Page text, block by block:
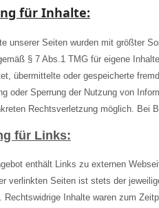
für Inhalte:
unserer Seiten wurden mit größter
§ 7 Abs.1 TMG für eigene
übermittelte oder gespeicherte
oder Sperrung der Nutzung von
Rechtsverletzung möglich. Bei
für Links:
enthält Links zu externen
verlinkten Seiten ist stets der
Rechtswidrige Inhalte waren zum